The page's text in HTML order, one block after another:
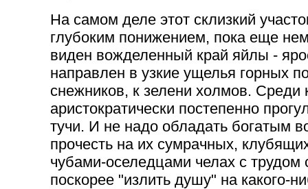
На самом деле этот склизкий
глубоким понижением, пока еще
виден вожделенный край яйлы -
направлен в узкие ущелья горных
снежников, к зелени холмов.
аристократически постепенно
тучи. И не надо обладать богатым
прочесть на их сумрачных,
чубами-оселедцами челах с
поскорее "излить душу" на какого-